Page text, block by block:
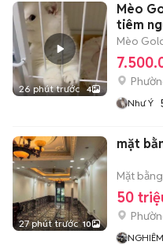
26 phút trước 4
Mèo
tiêm
Mèo
Như Ý
27 phút trước 10
mặt
Mặt
50